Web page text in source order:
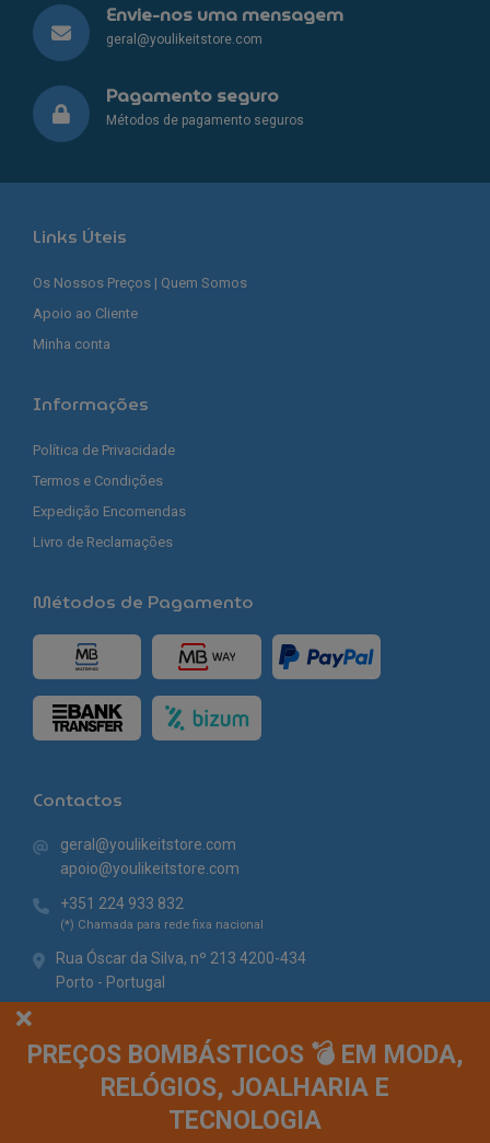
PREÇOS BOMBÁSTICOS 💣 EM MODA,
RELÓGIOS, JOALHARIA E
TECNOLOGIA
Envie-nos uma mensagem
geral@youlikeitstore.com
Pagamento seguro
Métodos de pagamento seguros
Links Úteis
Os Nossos Preços | Quem Somos
Apoio ao Cliente
Minha conta
Informações
Política de Privacidade
Termos e Condições
Expedição Encomendas
Livro de Reclamações
Métodos de Pagamento
Contactos
geral@youlikeitstore.com
apoio@youlikeitstore.com
+351 224 933 832
(*) Chamada para rede fixa nacional
Rua Óscar da Silva, nº 213 4200-434
Porto - Portugal